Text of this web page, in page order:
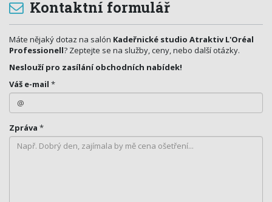
Kontaktní formulář
Máte nějaký dotaz na salón Kadeřnické studio Atraktiv L'Oréal
Professionell? Zeptejte se na služby, ceny, nebo další otázky.
Neslouží pro zasílání obchodních nabídek!
Váš e-mail *
Zpráva *